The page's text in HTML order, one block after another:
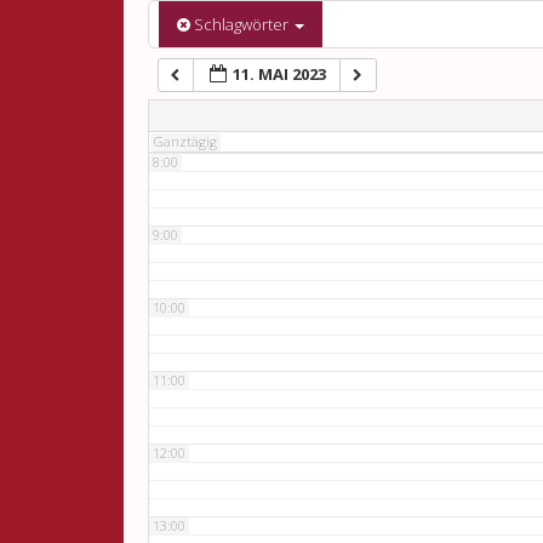
Schlagwörter
11. MAI 2023
Ganztägig
6:00
7:00
8:00
9:00
10:00
11:00
12:00
13:00